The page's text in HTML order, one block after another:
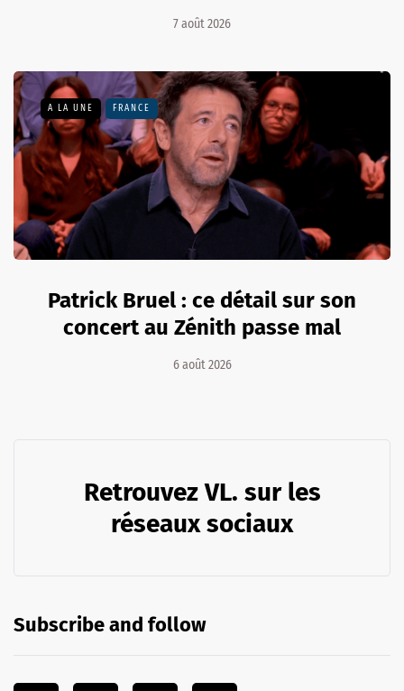
7 août 2026
A LA UNE FRANCE
Patrick Bruel : ce détail sur son
concert au Zénith passe mal
6 août 2026
Retrouvez VL. sur les
réseaux sociaux
Subscribe and follow